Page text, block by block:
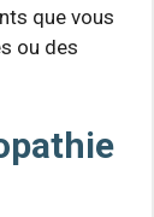
que vous
ou des